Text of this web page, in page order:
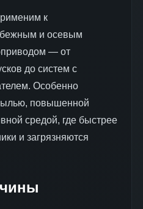
к
и осевым
— от
до систем с
Особенно
повышенной
средой, где быстрее
и загрязняются